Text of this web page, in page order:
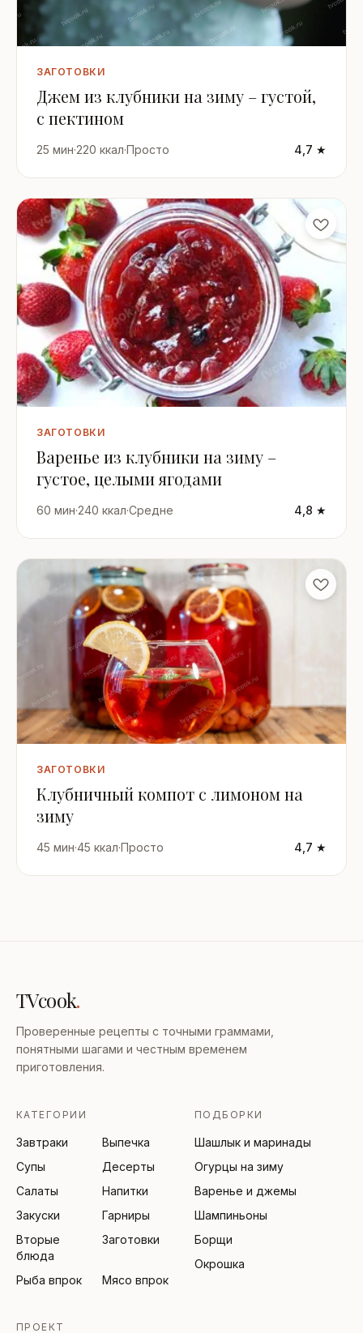
ЗАГОТОВКИ
Джем из клубники на зиму – густой,
с пектином
25 мин·220 ккал·Просто 4,7 ★
ЗАГОТОВКИ
Варенье из клубники на зиму –
густое, целыми ягодами
60 мин·240 ккал·Средне 4,8 ★
ЗАГОТОВКИ
Клубничный компот с лимоном на
зиму
45 мин·45 ккал·Просто 4,7 ★
TVcook.
Проверенные рецепты с точными граммами,
понятными шагами и честным временем
приготовления.
КАТЕГОРИИ
Завтраки
Выпечка
Супы
Десерты
Салаты
Напитки
Закуски
Гарниры
Вторые
блюда
Заготовки
Рыба впрок Мясо впрок
ПОДБОРКИ
Шашлык и маринады
Огурцы на зиму
Варенье и джемы
Шампиньоны
Борщи
Окрошка
ПРОЕКТ